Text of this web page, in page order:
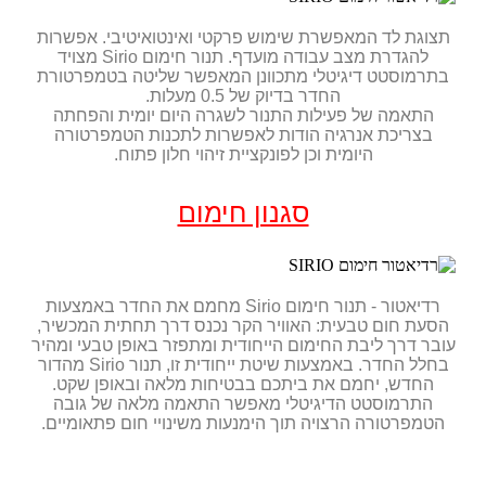
תצוגת לד המאפשרת שימוש פרקטי ואינטואיטיבי. אפשרות
להגדרת מצב עבודה מועדף. תנור חימום Sirio מצויד
בתרמוסטט דיגיטלי מתכוונן המאפשר שליטה בטמפרטורת
החדר בדיוק של 0.5 מעלות.
התאמה של פעילות התנור לשגרה היום יומית והפחתה
בצריכת אנרגיה הודות לאפשרות לתכנות הטמפרטורה
היומית וכן לפונקציית זיהוי חלון פתוח.
סגנון חימום
רדיאטור - תנור חימום Sirio מחמם את החדר באמצעות
הסעת חום טבעית: האוויר הקר נכנס דרך תחתית המכשיר,
עובר דרך ליבת החימום הייחודית ומתפזר באופן טבעי ומהיר
בחלל החדר. באמצעות שיטת ייחודית זו, תנור Sirio מהדור
החדש, יחמם את ביתכם בבטיחות מלאה ובאופן שקט.
התרמוסטט הדיגיטלי מאפשר התאמה מלאה של גובה
הטמפרטורה הרצויה תוך הימנעות משינויי חום פתאומיים.